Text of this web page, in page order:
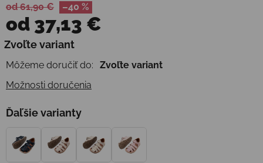
od 61,90 € –40 %
od 37,13 €
Jednotková cena:
Zvoľte variant
Môžeme doručiť do:
Zvoľte variant
Možnosti doručenia
Ďaľšie varianty